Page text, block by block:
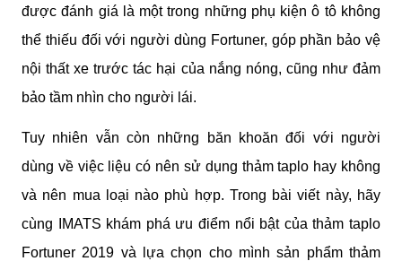
được đánh giá là một trong những phụ kiện ô tô không
thể thiếu đối với người dùng Fortuner, góp phần bảo vệ
nội thất xe trước tác hại của nắng nóng, cũng như đảm
bảo tầm nhìn cho người lái.
Tuy nhiên vẫn còn những băn khoăn đối với người
dùng về việc liệu có nên sử dụng thảm taplo hay không
và nên mua loại nào phù hợp. Trong bài viết này, hãy
cùng IMATS khám phá ưu điểm nổi bật của thảm taplo
Fortuner 2019 và lựa chọn cho mình sản phẩm thảm